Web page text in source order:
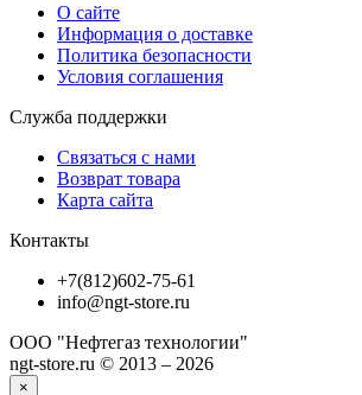
О сайте
Информация о доставке
Политика безопасности
Условия соглашения
Служба поддержки
Связаться с нами
Возврат товара
Карта сайта
Контакты
+7(812)602-75-61
info@ngt-store.ru
ООО "Нефтегаз технологии"
ngt-store.ru © 2013 – 2026
×